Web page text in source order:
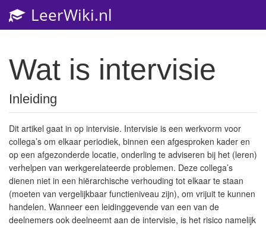
LeerWiki.nl
Wat is intervisie
Inleiding
Dit artikel gaat in op intervisie. Intervisie is een werkvorm voor
collega’s om elkaar periodiek, binnen een afgesproken kader en
op een afgezonderde locatie, onderling te adviseren bij het (leren)
verhelpen van werkgerelateerde problemen. Deze collega’s
dienen niet in een hiërarchische verhouding tot elkaar te staan
(moeten van vergelijkbaar functieniveau zijn), om vrijuit te kunnen
handelen. Wanneer een leidinggevende van een van de
deelnemers ook deelneemt aan de intervisie, is het risico namelijk